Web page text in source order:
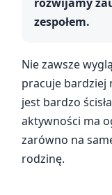
zespołem.
Nie zawsze
pracuje bardziej
jest bardzo
aktywności ma
zarówno na
rodzinę.